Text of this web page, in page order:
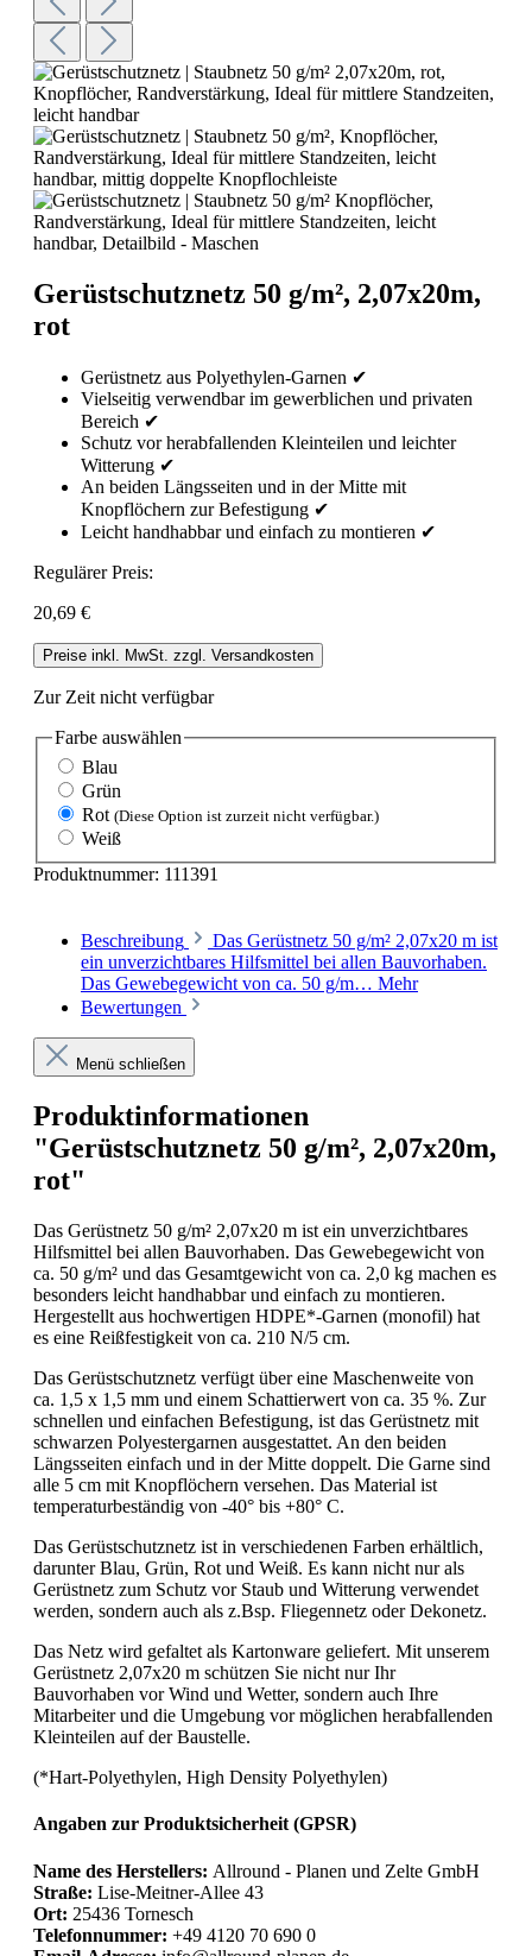
Gerüstschutznetz 50 g/m², 2,07x20m,
rot
Gerüstnetz aus Polyethylen-Garnen ✔
Vielseitig verwendbar im gewerblichen und privaten
Bereich ✔
Schutz vor herabfallenden Kleinteilen und leichter
Witterung ✔
An beiden Längsseiten und in der Mitte mit
Knopflöchern zur Befestigung ✔
Leicht handhabbar und einfach zu montieren ✔
Regulärer Preis:
20,69 €
Preise inkl. MwSt. zzgl. Versandkosten
Zur Zeit nicht verfügbar
Farbe auswählen
Blau
Grün
Rot (Diese Option ist zurzeit nicht verfügbar.)
Weiß
Produktnummer: 111391
Beschreibung
Das Gerüstnetz 50 g/m² 2,07x20 m ist
ein unverzichtbares Hilfsmittel bei allen Bauvorhaben.
Das Gewebegewicht von ca. 50 g/m… Mehr
Bewertungen
Menü schließen
Produktinformationen
"Gerüstschutznetz 50 g/m², 2,07x20m,
rot"
Das Gerüstnetz 50 g/m² 2,07x20 m ist ein unverzichtbares
Hilfsmittel bei allen Bauvorhaben. Das Gewebegewicht von
ca. 50 g/m² und das Gesamtgewicht von ca. 2,0 kg machen es
besonders leicht handhabbar und einfach zu montieren.
Hergestellt aus hochwertigen HDPE*-Garnen (monofil) hat
es eine Reißfestigkeit von ca. 210 N/5 cm.
Das Gerüstschutznetz verfügt über eine Maschenweite von
ca. 1,5 x 1,5 mm und einem Schattierwert von ca. 35 %. Zur
schnellen und einfachen Befestigung, ist das Gerüstnetz mit
schwarzen Polyestergarnen ausgestattet. An den beiden
Längsseiten einfach und in der Mitte doppelt. Die Garne sind
alle 5 cm mit Knopflöchern versehen. Das Material ist
temperaturbeständig von -40° bis +80° C.
Das Gerüstschutznetz ist in verschiedenen Farben erhältlich,
darunter Blau, Grün, Rot und Weiß. Es kann nicht nur als
Gerüstnetz zum Schutz vor Staub und Witterung verwendet
werden, sondern auch als z.Bsp. Fliegennetz oder Dekonetz.
Das Netz wird gefaltet als Kartonware geliefert. Mit unserem
Gerüstnetz 2,07x20 m schützen Sie nicht nur Ihr
Bauvorhaben vor Wind und Wetter, sondern auch Ihre
Mitarbeiter und die Umgebung vor möglichen herabfallenden
Kleinteilen auf der Baustelle.
(*Hart-Polyethylen, High Density Polyethylen)
Angaben zur Produktsicherheit (GPSR)
Name des Herstellers: Allround - Planen und Zelte GmbH
Straße: Lise-Meitner-Allee 43
Ort: 25436 Tornesch
Telefonnummer: +49 4120 70 690 0